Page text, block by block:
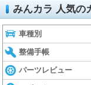
みんカラ 人気の
車種別
整備手帳
パーツレビュー